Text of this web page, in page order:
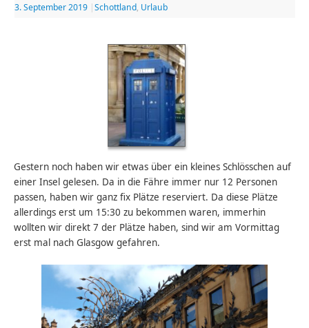
3. September 2019 |Schottland, Urlaub
Gestern noch haben wir etwas über ein kleines Schlösschen auf
einer Insel gelesen. Da in die Fähre immer nur 12 Personen
passen, haben wir ganz fix Plätze reserviert. Da diese Plätze
allerdings erst um 15:30 zu bekommen waren, immerhin
wollten wir direkt 7 der Plätze haben, sind wir am Vormittag
erst mal nach Glasgow gefahren.